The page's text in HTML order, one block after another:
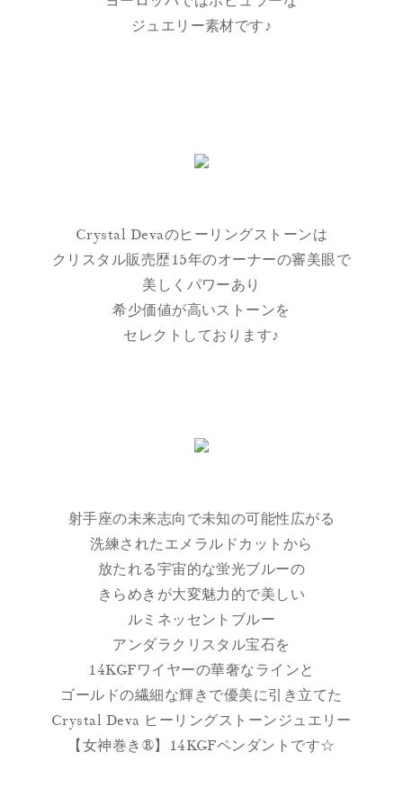
ジュエリー素材です♪
Crystal Devaのヒーリングストーンは
クリスタル販売歴15年のオーナーの審美眼で
美しくパワーあり
希少価値が高いストーンを
セレクトしております♪
射手座の未来志向で未知の可能性広がる
洗練されたエメラルドカットから
放たれる宇宙的な蛍光ブルーの
きらめきが大変魅力的で美しい
ルミネッセントブルー
アンダラクリスタル宝石を
14KGFワイヤーの華奢なラインと
ゴールドの繊細な輝きで優美に引き立てた
Crystal Deva ヒーリングストーンジュエリー
【女神巻き®】14KGFペンダントです☆